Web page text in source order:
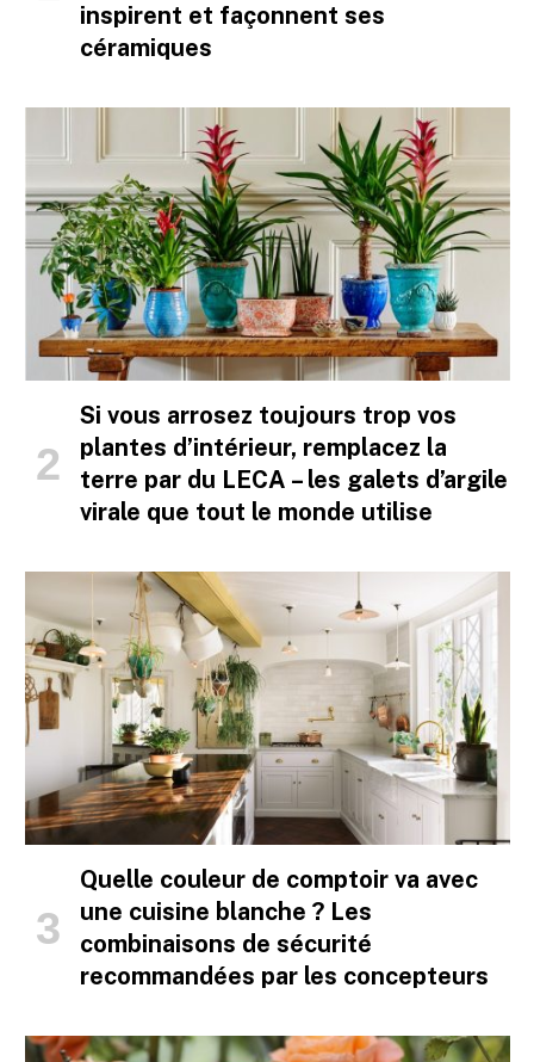
inspirent et façonnent ses
céramiques
Si vous arrosez toujours trop vos
plantes d’intérieur, remplacez la
terre par du LECA – les galets d’argile
virale que tout le monde utilise
Quelle couleur de comptoir va avec
une cuisine blanche ? Les
combinaisons de sécurité
recommandées par les concepteurs